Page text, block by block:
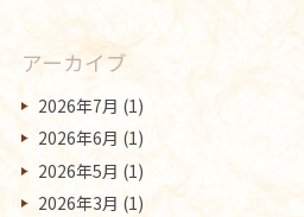
アーカイブ
2026年7月 (1)
2026年6月 (1)
2026年5月 (1)
2026年3月 (1)